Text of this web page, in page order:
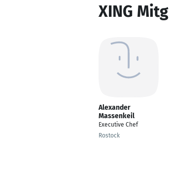
XING
Alexander
Massenkeil
Executive Chef
Rostock